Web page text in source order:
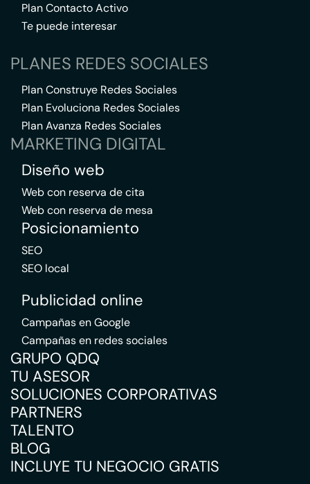
Plan Contacto Activo
Te puede interesar
PLANES REDES SOCIALES
Plan Construye Redes Sociales
Plan Evoluciona Redes Sociales
Plan Avanza Redes Sociales
MARKETING DIGITAL
Diseño web
Web con reserva de cita
Web con reserva de mesa
Posicionamiento
SEO
SEO local
Publicidad online
Campañas en Google
Campañas en redes sociales
GRUPO QDQ
TU ASESOR
SOLUCIONES CORPORATIVAS
PARTNERS
TALENTO
BLOG
INCLUYE TU NEGOCIO GRATIS